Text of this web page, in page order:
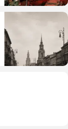
דעות